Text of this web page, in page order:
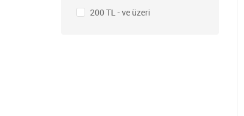
200 TL - ve üzeri